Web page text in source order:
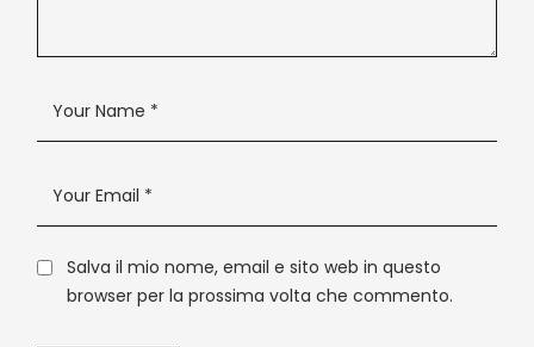
Salva il mio nome, email e sito web in questo
browser per la prossima volta che commento.